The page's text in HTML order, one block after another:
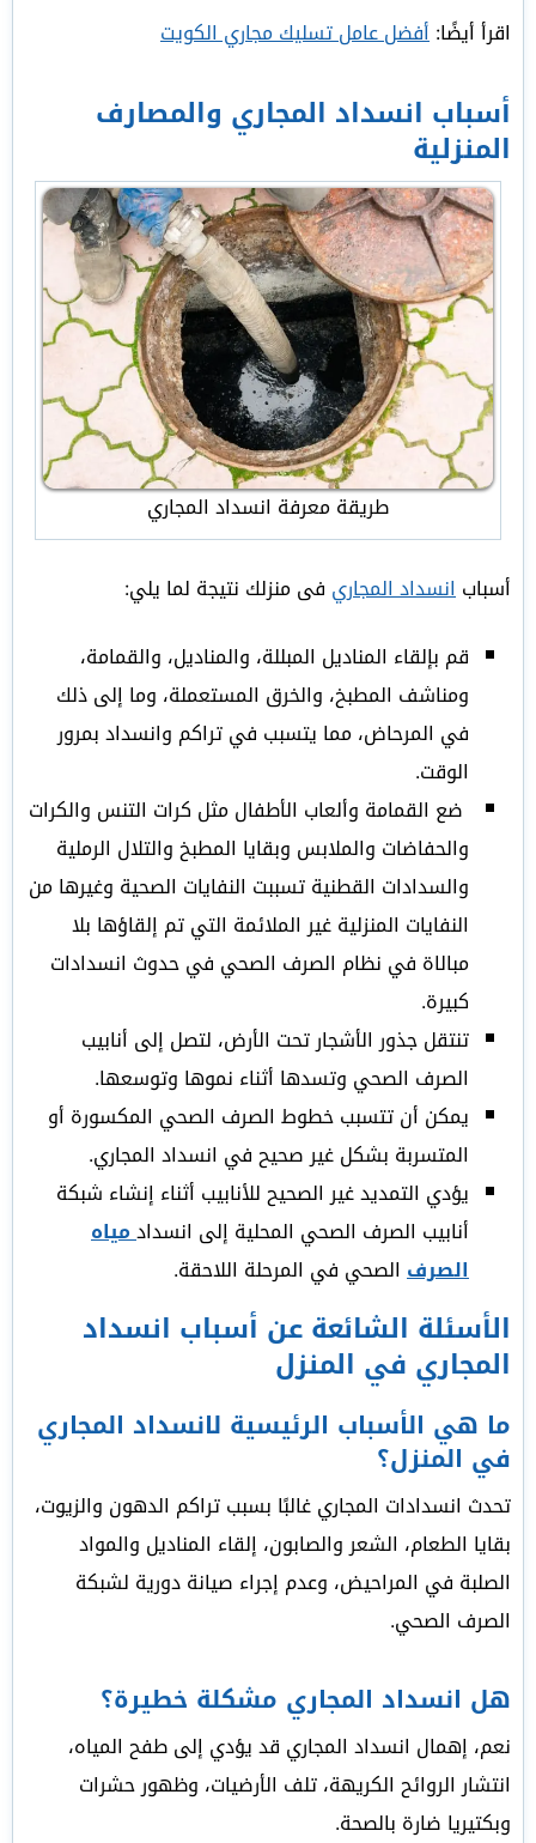
اقرأ أيضًا:أفضل عامل تسليك مجاري الكويت
أسباب انسداد المجاري والمصارف
المنزلية
طريقة معرفة انسداد المجاري
أسبابانسداد المجاري فى منزلك نتيجة لما يلي:
قم بإلقاء المناديل المبللة، والمناديل، والقمامة،
ومناشف المطبخ، والخرق المستعملة، وما إلى ذلك
في المرحاض، مما يتسبب في تراكم وانسداد بمرور
الوقت.
ضع القمامة وألعاب الأطفال مثل كرات التنس والكرات
والحفاضات والملابس وبقايا المطبخ والتلال الرملية
والسدادات القطنية تسببت النفايات الصحية وغيرها من
النفايات المنزلية غير الملائمة التي تم إلقاؤها بلا
مبالاة في نظام الصرف الصحي في حدوث انسدادات
كبيرة.
تنتقل جذور الأشجار تحت الأرض، لتصل إلى أنابيب
الصرف الصحي وتسدها أثناء نموها وتوسعها.
يمكن أن تتسبب خطوط الصرف الصحي المكسورة أو
المتسربة بشكل غير صحيح في انسداد المجاري.
يؤدي التمديد غير الصحيح للأنابيب أثناء إنشاء شبكة
أنابيب الصرف الصحي المحلية إلى انسدادمياه
الصرف الصحي في المرحلة اللاحقة.
الأسئلة الشائعة عن أسباب انسداد
المجاري في المنزل
ما هي الأسباب الرئيسية لانسداد المجاري
في المنزل؟
تحدث انسدادات المجاري غالبًا بسبب تراكم الدهون والزيوت،
بقايا الطعام، الشعر والصابون، إلقاء المناديل والمواد
الصلبة في المراحيض، وعدم إجراء صيانة دورية لشبكة
الصرف الصحي.
هل انسداد المجاري مشكلة خطيرة؟
نعم، إهمال انسداد المجاري قد يؤدي إلى طفح المياه،
انتشار الروائح الكريهة، تلف الأرضيات، وظهور حشرات
وبكتيريا ضارة بالصحة.